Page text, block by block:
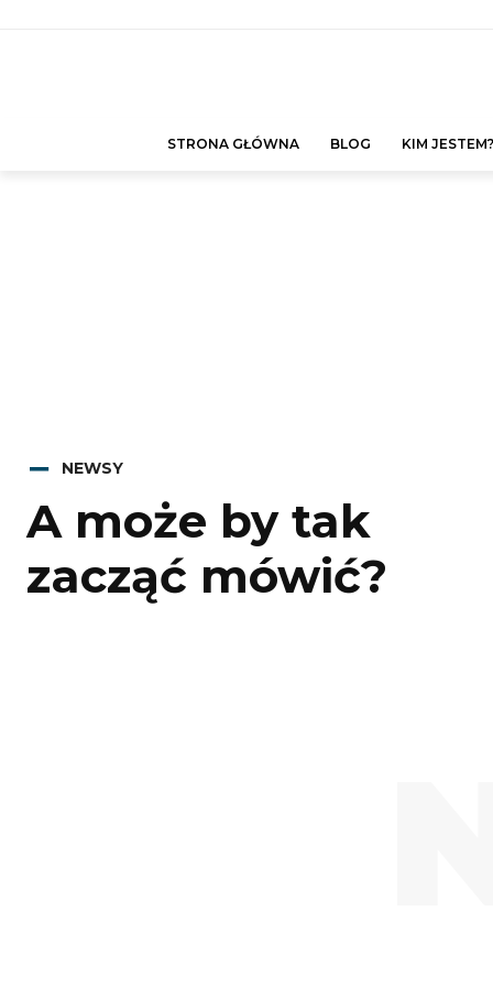
STRONA GŁÓWNA BLOG KIM JESTEM?
NEWSY
A może by tak
zacząć mówić?